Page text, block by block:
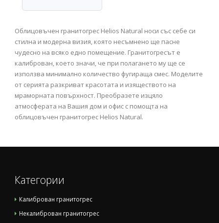
Облицовъчен гранитогрес Helios Natural носи със себе си
стилна и модерна визия, която несъмнено ще пасне
чудесно на всяко едно помещение. Гранитогресът е
калиброван, което значи, че при полагането му ще се
използва минимално количество фугираща смес. Моделите
от серията разкриват красотата и изяществото на
мраморната повърхност. Преобразете изцяло
атмосферата на Вашия дом и офис с помощта на
облицовъчен гранитогрес Helios Natural.
Категории
Калиброван гранитогрес
Некалиброван гранитогрес